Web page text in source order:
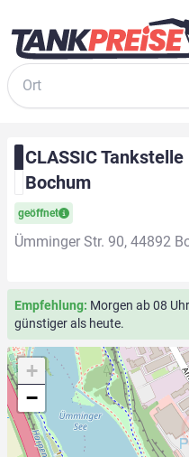
Suche
CLASSIC
Bochum
geöffnet
Ümminger Str. 90, 44892
Empfehlung: Morgen ab 08
günstiger als heute.
+
−